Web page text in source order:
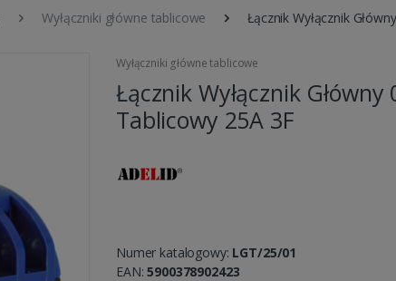
Wyłączniki główne tablicowe Łącznik Wyłącznik
Wyłączniki główne tablicowe
Łącznik Wyłącznik Główny
Tablicowy 25A 3F
Numer katalogowy: LGT/25/01
EAN:5900378902423